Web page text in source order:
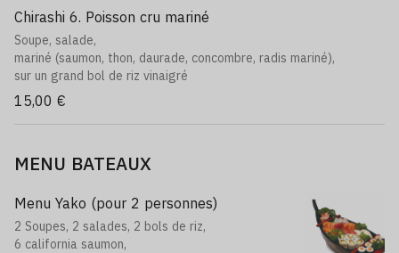
Chirashi 6. Poisson cru mariné
Soupe, salade,
mariné (saumon, thon, daurade, concombre, radis mariné),
sur un grand bol de riz vinaigré
15,00 €
MENU BATEAUX
Menu Yako (pour 2 personnes)
2 Soupes, 2 salades, 2 bols de riz,
6 california saumon,